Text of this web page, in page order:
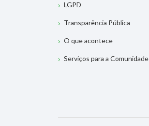
LGPD
Transparência Pública
O que acontece
Serviços para a Comunidade